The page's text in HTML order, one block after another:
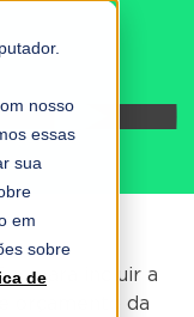
nosso
essas
sua
em
sobre
depara incluir a
orçamento da